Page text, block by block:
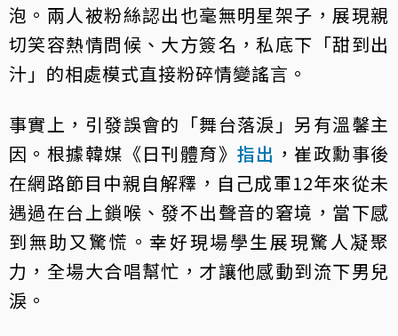
泡。兩人被粉絲認出也毫無明星架子，展現親
切笑容熱情問候、大方簽名，私底下「甜到出
汁」的相處模式直接粉碎情變謠言。
事實上，引發誤會的「舞台落淚」另有溫馨主
因。根據韓媒《日刊體育》指出 ，崔政勳事後
在網路節目中親自解釋，自己成軍12年來從未
遇過在台上鎖喉、發不出聲音的窘境，當下感
到無助又驚慌。幸好現場學生展現驚人凝聚
力，全場大合唱幫忙，才讓他感動到流下男兒
淚。